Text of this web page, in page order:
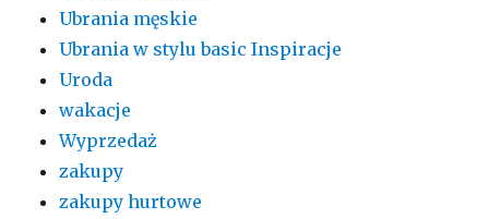
Ubrania męskie
Ubrania w stylu basic Inspiracje
Uroda
wakacje
Wyprzedaż
zakupy
zakupy hurtowe